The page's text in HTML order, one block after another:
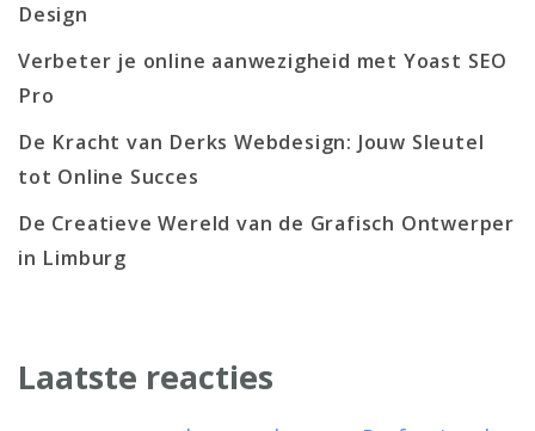
Design
Verbeter je online aanwezigheid met Yoast SEO
Pro
De Kracht van Derks Webdesign: Jouw Sleutel
tot Online Succes
De Creatieve Wereld van de Grafisch Ontwerper
in Limburg
Laatste reacties